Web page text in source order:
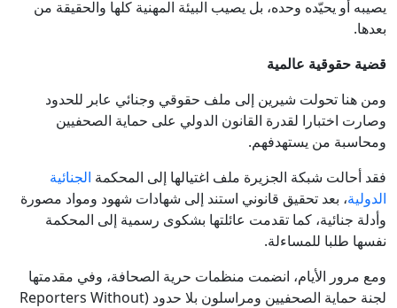
يصيبه أو يحيّده وحده، بل يصيب البيئة المهنية كلها والحقيقة من
بعدها.
قضية حقوقية عالمية
ومن هنا تحولت شيرين إلى ملف حقوقي وجنائي عابر للحدود
وصارت اختبارا لقدرة القانون الدولي على حماية الصحفيين
ومحاسبة من يستهدفهم.
فقد أحالت شبكة الجزيرة ملف اغتيالها إلى المحكمة الجنائية
الدولية، بعد تحقيق قانوني استند إلى شهادات شهود ومواد مصورة
وأدلة جنائية، كما تقدمت عائلتها بشكوى رسمية إلى المحكمة
نفسها طلبا للمساءلة.
ومع مرور الأيام، انضمت منظمات حرية الصحافة، وفي مقدمتها
لجنة حماية الصحفيين ومراسلون بلا حدود (Reporters Without